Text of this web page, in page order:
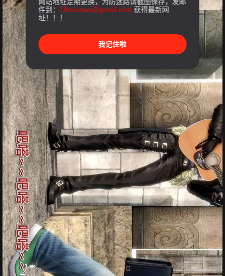
件到： 18rouman@gmail.com 获得最新网
址！！！
我记住啦